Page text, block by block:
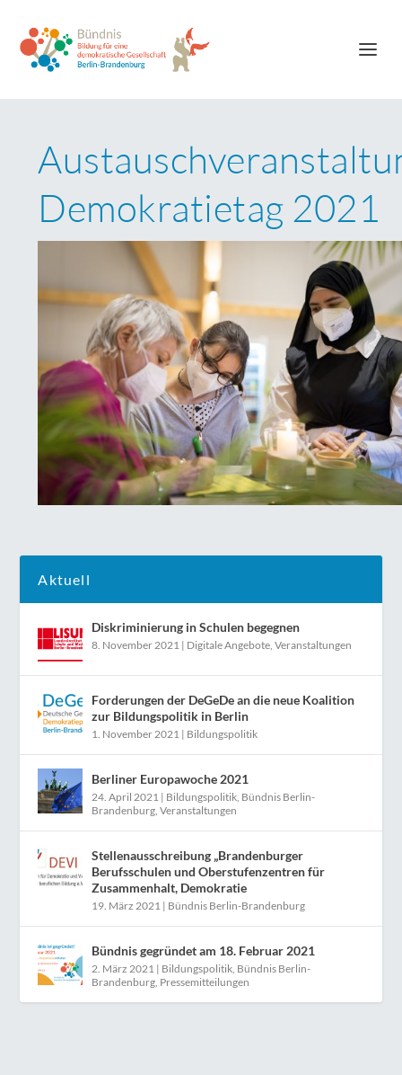
Demokratietag 2021
Aktuell
Diskriminierung in Schulen begegnen
8. November 2021 | Digitale Angebote ,Veranstaltungen
Forderungen der DeGeDe an die neue Koalition
zur Bildungspolitik in Berlin
1. November 2021 | Bildungspolitik
Berliner Europawoche 2021
24. April 2021 | Bildungspolitik Bündnis Berlin-
Brandenburg ,Veranstaltungen
Stellenausschreibung „Brandenburger
Berufsschulen und Oberstufenzentren für
Zusammenhalt, Demokratie
19. März 2021 | Bündnis Berlin-Brandenburg
Bündnis gegründet am 18. Februar 2021
2. März 2021 | Bildungspolitik Bündnis Berlin-
Brandenburg Pressemitteilungen